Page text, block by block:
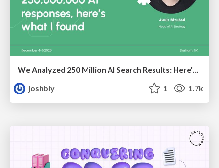
We Analyzed 250 Million AI Search Results: Here's What I Found
joshbly
1 1.7k